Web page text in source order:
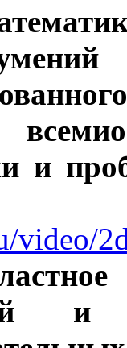
и
video/
и